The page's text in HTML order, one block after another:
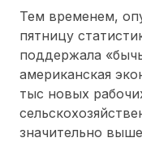
Тем временем,
пятницу
поддержала
американская
тыс новых
значительно